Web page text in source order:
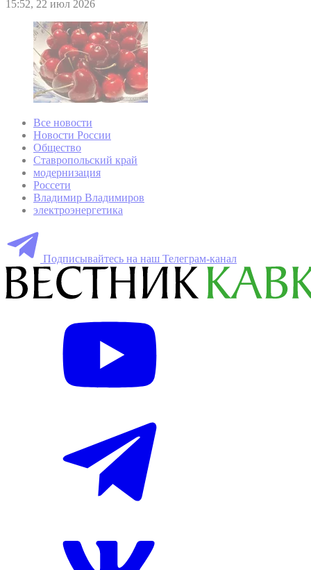
15:52, 22 июл 2026
Все новости
Новости России
Общество
Ставропольский край
модернизация
Россети
Владимир Владимиров
электроэнергетика
Подписывайтесь на наш Телеграм-канал